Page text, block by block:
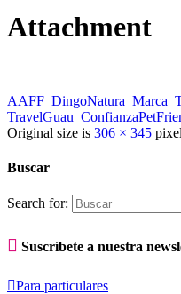
Attachment
Original size is 306 × 345
Buscar
Search for:
 Suscríbete a nuestra
Para particulares